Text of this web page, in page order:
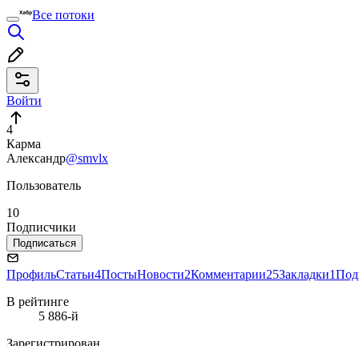
Все потоки
Войти
4
Карма
Александр@smvlx
Пользователь
10
Подписчики
Подписаться
ПрофильСтатьи4ПостыНовости2Комментарии25Закладки1
В рейтинге
5 886-й
Зарегистрирован